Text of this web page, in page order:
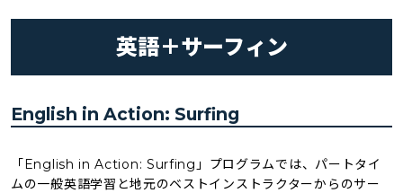
英語＋サーフィン
English in Action: Surfing
「English in Action: Surfing」プログラムでは、パートタイ
ムの一般英語学習と地元のベストインストラクターからのサー